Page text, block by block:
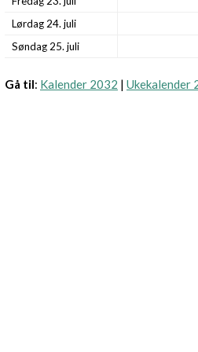
Lørdag 24. juli
Søndag 25. juli
Gå til: Kalender 2032 | Ukekalender